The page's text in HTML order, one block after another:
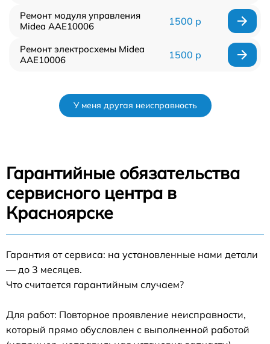
Ремонт модуля управления
Midea AAE10006
1500 р
Ремонт электросхемы Midea
AAE10006
1500 р
У меня другая неисправность
Гарантийные обязательства
сервисного центра в
Красноярске
Гарантия от сервиса: на установленные нами детали
— до 3 месяцев.
Что считается гарантийным случаем?
Для работ: Повторное проявление неисправности,
который прямо обусловлен с выполненной работой